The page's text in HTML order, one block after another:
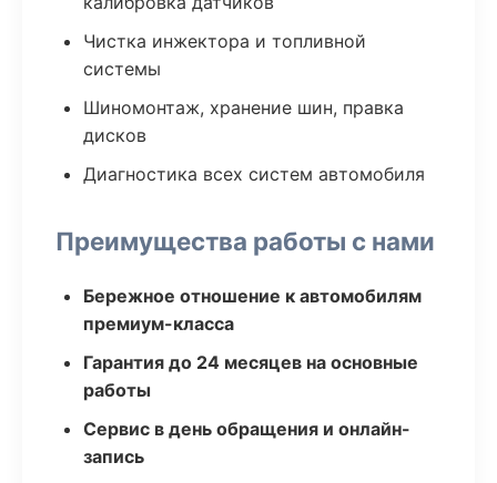
Чистка инжектора и топливной
системы
Шиномонтаж, хранение шин, правка
дисков
Диагностика всех систем автомобиля
Преимущества работы с нами
Бережное отношение к автомобилям
премиум-класса
Гарантия до 24 месяцев на основные
работы
Сервис в день обращения и онлайн-
запись